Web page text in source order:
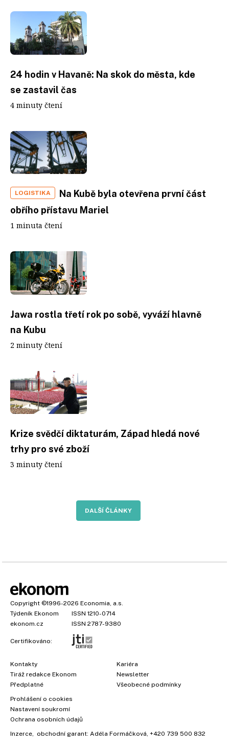
24 hodin v Havaně: Na skok do města, kde
se zastavil čas
4 minuty čtení
LOGISTIKA
Na Kubě byla otevřena první část
obřího přístavu Mariel
1 minuta čtení
Jawa rostla třetí rok po sobě, vyváží hlavně
na Kubu
2 minuty čtení
Krize svědčí diktaturám, Západ hledá nové
trhy pro své zboží
3 minuty čtení
DALŠÍ ČLÁNKY
Copyright ©1996-2026 Economia, a.s.
Týdeník Ekonom
ISSN 1210-0714
ekonom.cz
ISSN 2787-9380
Certifikováno:
Kontakty
Tiráž redakce Ekonom
Předplatné
Kariéra
Newsletter
Všeobecné podmínky
Prohlášení o cookies
Nastavení soukromí
Ochrana osobních údajů
Inzerce, obchodní garant: Adéla Formáčková, +420 739 500 832